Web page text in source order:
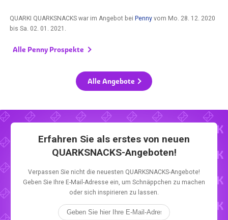
QUARKI QUARKSNACKS war im Angebot beiPenny vom Mo. 28. 12. 2020
bisSa. 02. 01. 2021
Alle Penny Prospekte
Alle Angebote
Erfahren Sie als erstes von neuen
QUARKSNACKS-Angeboten!
Verpassen Sie nicht die neuesten QUARKSNACKS-Angebote!
Geben Sie Ihre E-Mail-Adresse ein, um Schnäppchen zu machen
oder sich inspirieren zu lassen.